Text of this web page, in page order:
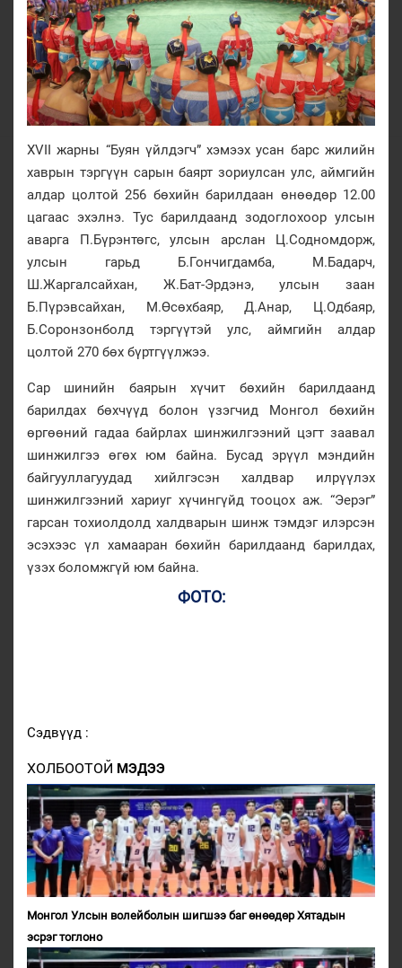
XVII жарны “Буян үйлдэгч” хэмээх усан барс жилийн
хаврын тэргүүн сарын баярт зориулсан улс, аймгийн
алдар цолтой 256 бөхийн барилдаан өнөөдөр 12.00
цагаас эхэлнэ. Тус барилдаанд зодоглохоор улсын
аварга П.Бүрэнтөгс, улсын арслан Ц.Содномдорж,
улсын гарьд Б.Гончигдамба, М.Бадарч,
Ш.Жаргалсайхан, Ж.Бат-Эрдэнэ, улсын заан
Б.Пүрэвсайхан, М.Өсөхбаяр, Д.Анар, Ц.Одбаяр,
Б.Соронзонболд тэргүүтэй улс, аймгийн алдар
цолтой 270 бөх бүртгүүлжээ.
Сар шинийн баярын хүчит бөхийн барилдаанд
барилдах бөхчүүд болон үзэгчид Монгол бөхийн
өргөөний гадаа байрлах шинжилгээний цэгт заавал
шинжилгээ өгөх юм байна. Бусад эрүүл мэндийн
байгууллагуудад хийлгэсэн халдвар илрүүлэх
шинжилгээний хариуг хүчингүйд тооцох аж. “Эерэг”
гарсан тохиолдолд халдварын шинж тэмдэг илэрсэн
эсэхээс үл хамааран бөхийн барилдаанд барилдах,
үзэх боломжгүй юм байна.
ФОТО:
Сэдвүүд :
ХОЛБООТОЙ МЭДЭЭ
Монгол Улсын волейболын шигшээ баг өнөөдөр Хятадын
эсрэг тоглоно